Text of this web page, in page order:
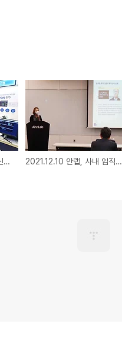
2021.12.13 안랩, ‘제조혁신코리아 2021’에서 제조업•생산망 보안을 위한 솔루션 소개 2021.12.10 안랩, 사내 임직원 대상 인권 · 반부패 · 중대재해법 관련 교육 실시